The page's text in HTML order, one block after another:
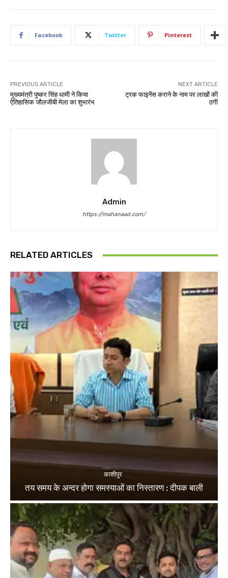
Facebook Twitter Pinterest
PREVIOUS ARTICLE
मुख्यमंत्री पुष्कर सिंह धामी ने किया
ऐतिहासिक जौलजीबी मेला का शुभारंभ
NEXT ARTICLE
ट्रक फाइनेंस कराने के नाम पर लाखों की
ठगी
Admin
https://mahanaad.com/
RELATED ARTICLES
काशीपुर
तय समय के अन्दर होगा समस्याओं का निस्तारण : दीपक बाली